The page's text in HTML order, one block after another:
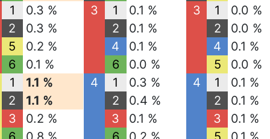
1
0.3 %
2
0.3 %
5
0.2 %
6
0.1 %
1
1.1 %
2
1.1 %
3
0.2 %
3
1
0.1 %
2
0.1 %
4
0.1 %
6
0.0 %
4
1
0.3 %
2
0.4 %
3
0.1 %
3
1
0.0 %
2
0.0 %
4
0.1 %
5
0.0 %
4
1
0.1 %
2
0.1 %
3
0.1 %